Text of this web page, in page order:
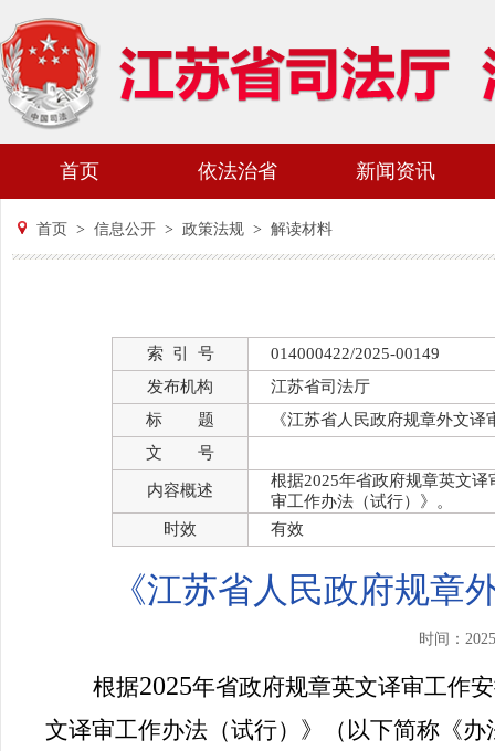
首页 依法治省 新闻资讯
首页 > 信息公开 > 政策法规 > 解读材料
索 引 号
014000422/2025-00149
发布机构
江苏省司法厅
标 题
《江苏省人民政府规章外文
文 号
内容概述
根据2025年省政府规章英文
审工作办法（试行）》。
时效
有效
《江苏省人民政府规章
时间：
根据2025年省政府规章英文译审工作
文译审工作办法（试行）》（以下简称《